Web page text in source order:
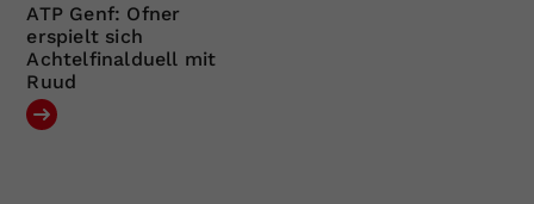
ATP Genf: Ofner
erspielt sich
Achtelfinalduell mit
Ruud